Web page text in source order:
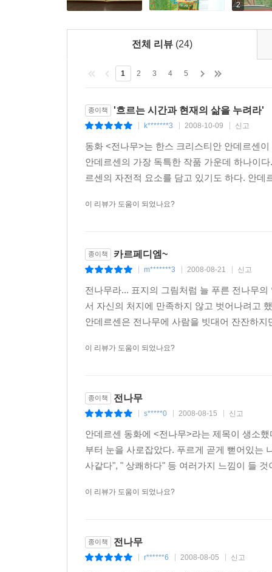
2
전체 리뷰 (24)
1 2 3 4 5
종이책 '흐르는 시간과 현재의 삶을 누려라'
k*******3 2008-10-09 신고
동화 <전나무>는 한스 크리스티안 안데르센
안데르센의 가장 독특한 작품 가운데 하나이
르센의 자전적 요소를 담고 있기도 하다. 안데
이 리뷰가 도움이 되었나요?
종이책 카르페디엠~
m*******3 2008-08-21 신고
전나무라... 표지의 그림처럼 늘 푸른 전나무
서 자신의 처지에 만족하지 않고 벗어나려고
안데르센은 전나무에 사람을 빗대어 잔잔하
이 리뷰가 도움이 되었나요?
종이책 전나무
s*****0 2008-08-15 신고
안데르센 동화에 <전나무>라는 제목이 생소
부터 눈을 사로잡았다. 푸르게 곧게 뻗어있는
사같다", " 상쾌하다" 등 여러가지 느낌이 들
이 리뷰가 도움이 되었나요?
종이책 전나무
r******6 2008-08-05 신고